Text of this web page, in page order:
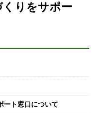
りをサポー
ート窓口について